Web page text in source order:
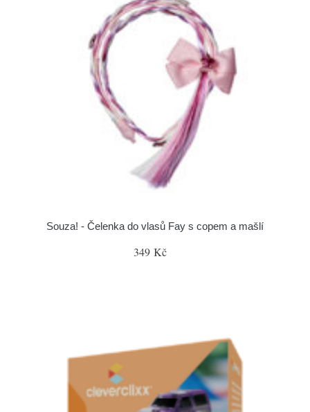
Souza! - Čelenka do vlasů Fay s copem a mašlí
349 Kč